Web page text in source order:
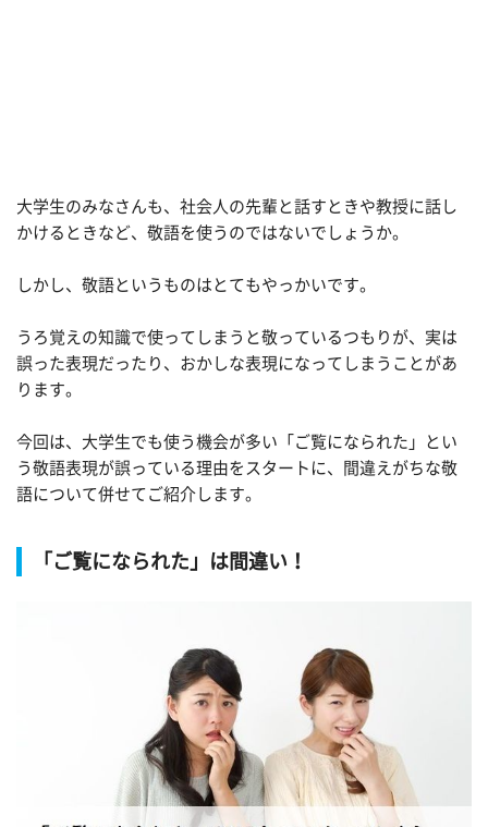
大学生のみなさんも、社会人の先輩と話すときや教授に話し
かけるときなど、敬語を使うのではないでしょうか。
しかし、敬語というものはとてもやっかいです。
うろ覚えの知識で使ってしまうと敬っているつもりが、実は
誤った表現だったり、おかしな表現になってしまうことがあ
ります。
今回は、大学生でも使う機会が多い「ご覧になられた」とい
う敬語表現が誤っている理由をスタートに、間違えがちな敬
語について併せてご紹介します。
「ご覧になられた」は間違い！